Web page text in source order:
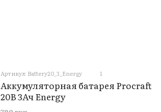
Артикул: Battery20_3_Energy 1
Аккумуляторная батарея Procraft
20В 3Ач Energy